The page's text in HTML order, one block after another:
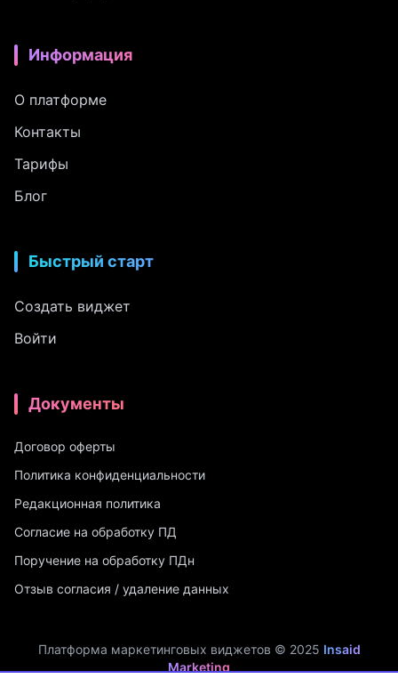
Информация
О платформе
Контакты
Тарифы
Блог
Быстрый старт
Создать виджет
Войти
Документы
Договор оферты
Политика конфиденциальности
Редакционная политика
Согласие на обработку ПД
Поручение на обработку ПДн
Отзыв согласия / удаление данных
Платформа маркетинговых виджетов © 2025 Insaid
Marketing